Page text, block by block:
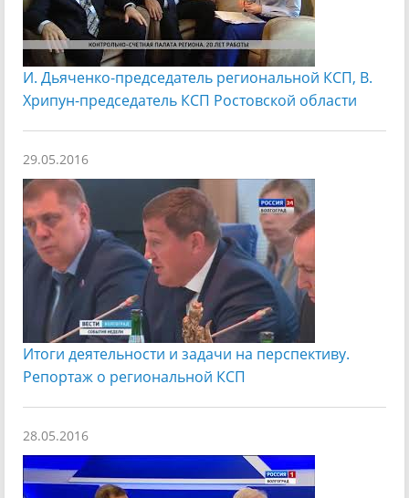
И. Дьяченко-председатель региональной КСП, В.
Хрипун-председатель КСП Ростовской области
29.05.2016
Итоги деятельности и задачи на перспективу.
Репортаж о региональной КСП
28.05.2016